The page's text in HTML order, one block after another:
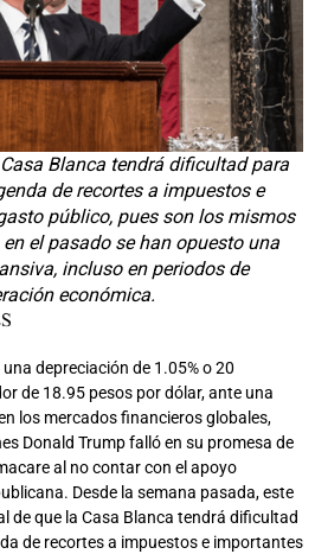
Blanca tendrá dificultad para
de recortes a impuestos e
público, pues son los mismos
el pasado se han opuesto una
incluso en periodos de
económica.
depreciación de 1.05% o 20
de 18.95 pesos por dólar, ante una
los mercados financieros globales,
Donald Trump falló en su promesa de
al no contar con el apoyo
Desde la semana pasada, este
de que la Casa Blanca tendrá dificultad
de recortes a impuestos e importantes